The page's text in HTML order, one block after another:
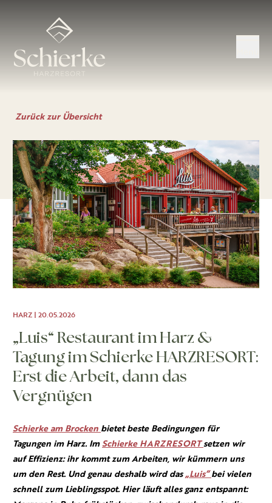
Zurück zur Übersicht
HARZ | 20.05.2026
„Luis“ Restaurant im Harz &
Tagung im Schierke HARZRESORT:
Erst die Arbeit, dann das
Vergnügen
Schierke am Brocken bietet beste Bedingungen für
Tagungen im Harz. ImSchierke HARZRESORTsetzen wir
auf Effizienz: ihr kommt zum Arbeiten, wir kümmern uns
um den Rest. Und genau deshalb wird das„Luis“bei vielen
schnell zum Lieblingsspot. Hier läuft alles ganz entspannt: